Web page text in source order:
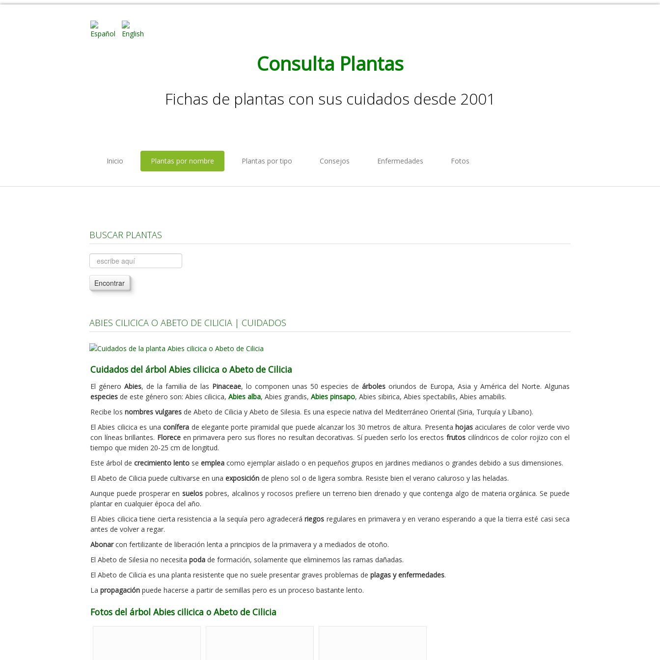
Consulta Plantas
Fichas de plantas con sus cuidados desde 2001
Inicio Plantas por nombre Plantas por tipo Consejos Enfermedades Fotos
BUSCAR PLANTAS
Encontrar
ABIES CILICICA O ABETO DE CILICIA | CUIDADOS
Cuidados del árbol Abies cilicica o Abeto de Cilicia
El género Abies, de la familia de las Pinaceae, lo componen unas 50 especies deárboles oriundos de Europa, Asia y América del Norte. Algunas
especies de este género son: Abies cilicica, Abies alba, Abies grandis, Abies pinsapo, Abies sibirica, Abies spectabilis, Abies amabilis.
Recibe los nombres vulgares de Abeto de Cilicia y Abeto de Silesia. Es una especie nativa del Mediterráneo Oriental (Siria, Turquía y Líbano).
El Abies cilicica es unaconífera de elegante porte piramidal que puede alcanzar los 30 metros de altura. Presenta hojasaciculares de color verde vivo
con líneas brillantes. Floreceen primavera pero sus flores no resultan decorativas. Sí pueden serlo los erectosfrutos cilíndricos de color rojizo con el
tiempo que miden 20-25 cm de longitud.
Este árbol de crecimiento lento se emplea como ejemplar aislado o en pequeños grupos en jardines medianos o grandes debido a sus dimensiones.
El Abeto de Cilicia puede cultivarse en una exposición de pleno sol o de ligera sombra. Resiste bien el verano caluroso y las heladas.
Aunque puede prosperar ensuelos pobres, alcalinos y rocosos prefiere un terreno bien drenado y que contenga algo de materia orgánica. Se puede
plantar en cualquier época del año.
El Abies cilicica tiene cierta resistencia a la sequía pero agradeceráriegos regulares en primavera y en verano esperando a que la tierra esté casi seca
antes de volver a regar.
Abonarcon fertilizante de liberación lenta a principios de la primavera y a mediados de otoño.
El Abeto de Silesia no necesita poda de formación, solamente que eliminemos las ramas dañadas.
El Abeto de Cilicia es una planta resistente que no suele presentar graves problemas de plagas y enfermedades.
La propagación puede hacerse a partir de semillas pero es un proceso bastante lento.
Fotos del árbol Abies cilicica o Abeto de Cilicia